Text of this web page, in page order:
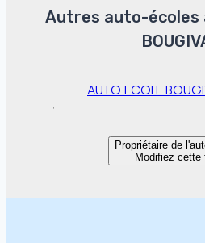
Autres auto-écoles
AUTO ECOLE
Propriétaire de
Modifiez cette